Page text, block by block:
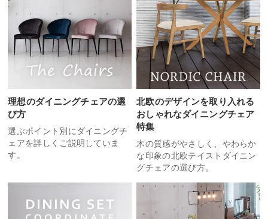
理想のダイニングチェアの選
び方
選ぶポイント別にダイニングチ
ェアを詳しくご説明していま
す。
北欧のデザインを取り入れる
おしゃれなダイニングチェア
特集
木の質感がやさしく、やわらか
な印象の北欧テイストダイニン
グチェアの選び方。